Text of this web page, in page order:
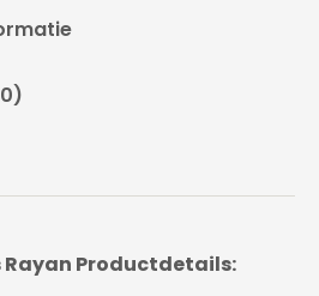
Rayan Productdetails: